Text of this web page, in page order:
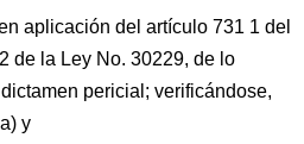
aplicación del artículo 731 1 del
de la Ley No. 30229, de lo
pericial; verificándose,
y